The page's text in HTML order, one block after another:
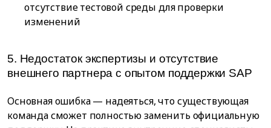
отсутствие тестовой среды для проверки
изменений
5. Недостаток экспертизы и отсутствие
внешнего партнера с опытом поддержки SAP
Основная ошибка — надеяться, что существующая
команда сможет полностью заменить официальную